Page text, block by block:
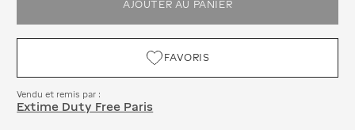
AJOUTER AU PANIER
FAVORIS
Vendu et remis par :
Extime Duty Free Paris